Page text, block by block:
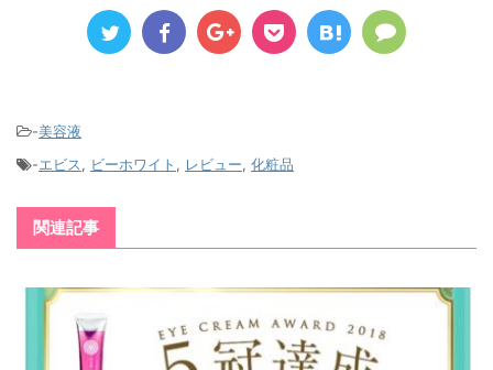
液を使い始めたキ
ッカケ。
-美容液
-エビス, ビーホワイト , レビュー, 化粧品
関連記事